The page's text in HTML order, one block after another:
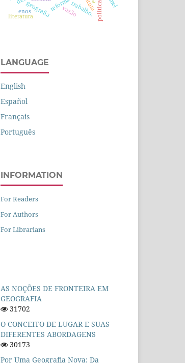
trabalho.
geografia vazão
enos.
literatura
LANGUAGE
English
Español
Français
Português
INFORMATION
For Readers
For Authors
For Librarians
AS NOÇÕES DE FRONTEIRA EM
GEOGRAFIA
31702
O CONCEITO DE LUGAR E SUAS
DIFERENTES ABORDAGENS
30173
Por Uma Geografia Nova: Da